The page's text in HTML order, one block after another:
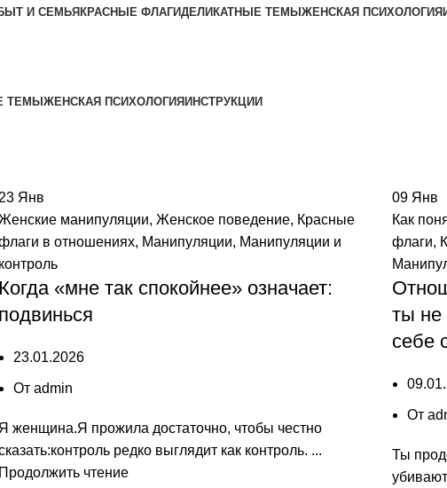
И СЕМЬЯ КРАСНЫЕ ФЛАГИДЕЛИКАТНЫЕ ТЕМЫ ЖЕНСКАЯ ПСИХОЛОГИЯ
ТЕМЫ ЖЕНСКАЯ ПСИХОЛОГИЯ ИНСТРУКЦИИ
23 Янв
манипуляции, Женское поведение, Красные
в отношениях, Манипуляции, Манипуляции и
контроль
Когда «мне так спокойнее» означает:
подвинься
23.01.2026
От admin
Я женщина.Я прожила достаточно, чтобы честно
редко выглядит как контроль. ...
Продолжить чтение
09 Янв
Как
флаги,
ты не
себе
От
Ты